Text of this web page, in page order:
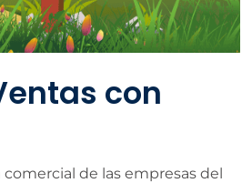
con
de las empresas del